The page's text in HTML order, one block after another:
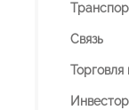
Связь
Торговля